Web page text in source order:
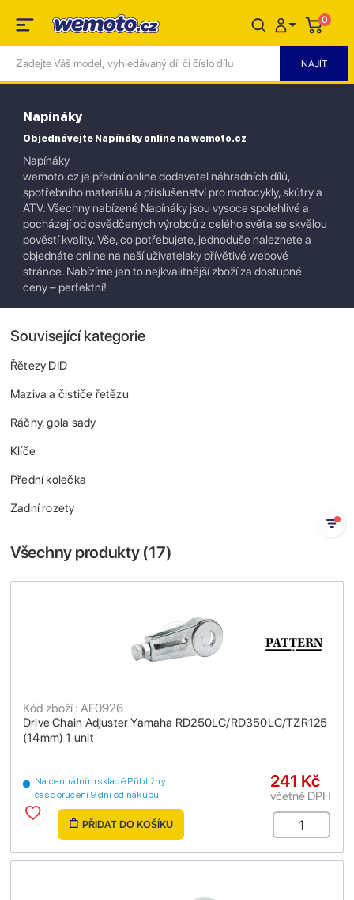
0
Napínáky
Objednávejte Napínáky online na wemoto.cz
Napínáky
wemoto.cz je přední online dodavatel náhradních dílů,
spotřebního materiálu a příslušenství pro motocykly, skútry a
ATV. Všechny nabízené Napínáky jsou vysoce spolehlivé a
pocházejí od osvědčených výrobců z celého světa se skvělou
pověstí kvality. Vše, co potřebujete, jednoduše naleznete a
objednáte online na naší uživatelsky přívětivé webové
stránce. Nabízíme jen to nejkvalitnější zboží za dostupné
ceny – perfektní!
Související kategorie
Řětezy DID
Maziva a čističe řetězu
Ráčny, gola sady
Klíče
Přední kolečka
Zadní rozety
Všechny produkty (17)
Drive Chain Adjuster Yamaha RD250LC/RD350LC/TZR125
(14mm) 1 unit
Kód zboží : AF0926
Na centrálním skladě Přibližný
čas doručení 9 dní od nákupu
241 Kč
včetně DPH
PŘIDAT DO KOŠÍKU